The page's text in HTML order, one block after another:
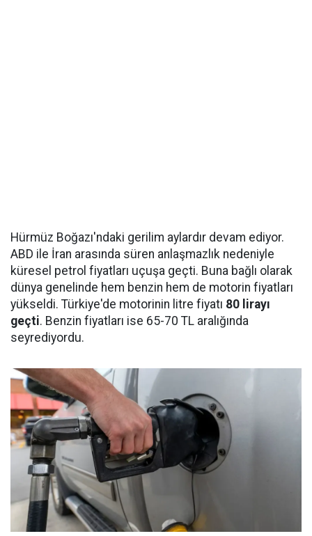
Hürmüz Boğazı'ndaki gerilim aylardır devam ediyor.
ABD ile İran arasında süren anlaşmazlık nedeniyle
küresel petrol fiyatları uçuşa geçti. Buna bağlı olarak
dünya genelinde hem benzin hem de motorin fiyatları
yükseldi. Türkiye'de motorinin litre fiyatı 80 lirayı
geçti. Benzin fiyatları ise 65-70 TL aralığında
seyrediyordu.